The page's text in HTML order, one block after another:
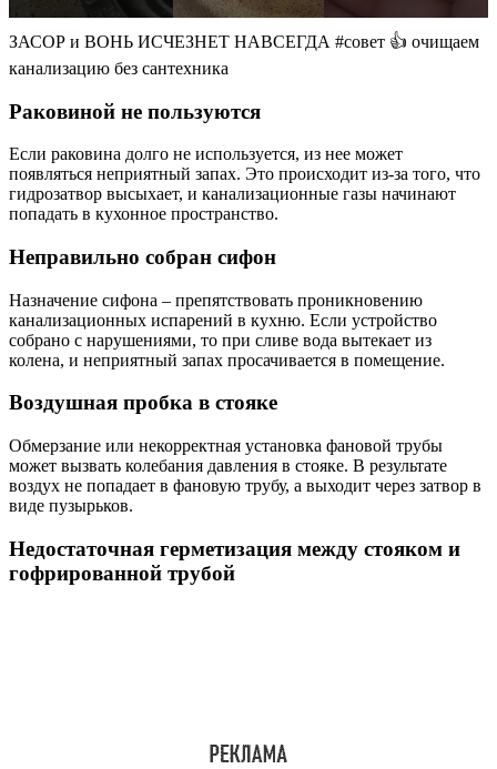
ЗАСОР и ВОНЬ ИСЧЕЗНЕТ НАВСЕГДА #совет 👍 очищаем
канализацию без сантехника
Раковиной не пользуются
Если раковина долго не используется, из нее может
появляться неприятный запах. Это происходит из-за того, что
гидрозатвор высыхает, и канализационные газы начинают
попадать в кухонное пространство.
Неправильно собран сифон
Назначение сифона – препятствовать проникновению
канализационных испарений в кухню. Если устройство
собрано с нарушениями, то при сливе вода вытекает из
колена, и неприятный запах просачивается в помещение.
Воздушная пробка в стояке
Обмерзание или некорректная установка фановой трубы
может вызвать колебания давления в стояке. В результате
воздух не попадает в фановую трубу, а выходит через затвор в
виде пузырьков.
Недостаточная герметизация между стояком и
гофрированной трубой